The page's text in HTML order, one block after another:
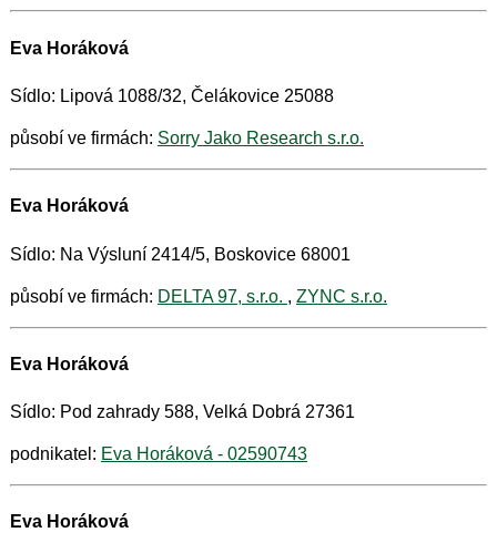
Eva Horáková
Sídlo: Lipová 1088/32, Čelákovice 25088
působí ve firmách: Sorry Jako Research s.r.o.
Eva Horáková
Sídlo: Na Výsluní 2414/5, Boskovice 68001
působí ve firmách: DELTA 97, s.r.o. , ZYNC s.r.o.
Eva Horáková
Sídlo: Pod zahrady 588, Velká Dobrá 27361
podnikatel: Eva Horáková - 02590743
Eva Horáková